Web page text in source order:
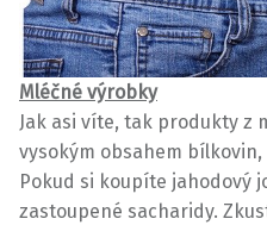
Mléčné výrobky
Jak asi víte, tak produkty z
vysokým obsahem
Pokud si koupíte jahodový
zastoupené sacharidy.